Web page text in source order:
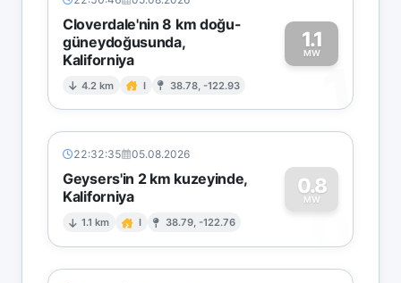
Cloverdale'nin 8 km doğu-
güneydoğusunda,
Kaliforniya
4.2 km I 38.78, -122.93
1.1
MW
1
22:32:35 05.08.2026
Geysers'in 2 km kuzeyinde,
Kaliforniya
1.1 km I 38.79, -122.76
0.8
MW
0